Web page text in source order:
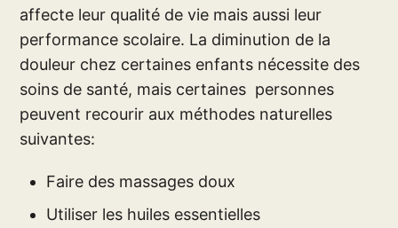
affecte leur qualité de vie mais aussi leur
performance scolaire. La diminution de la
douleur chez certaines enfants nécessite des
soins de santé, mais certaines personnes
peuvent recourir aux méthodes naturelles
suivantes:
Faire des massages doux
Utiliser les huiles essentielles